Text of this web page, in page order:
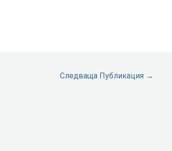
Следваща Публикация →